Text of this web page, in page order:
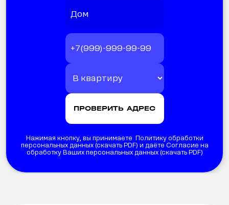
Нажимая кнопку, вы принимаете Политику обработки
персональных данных (скачать PDF) и даёте Согласие на
обработку Ваших персональных данных (скачать PDF)